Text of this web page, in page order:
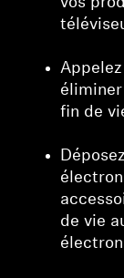
fin de
de vie